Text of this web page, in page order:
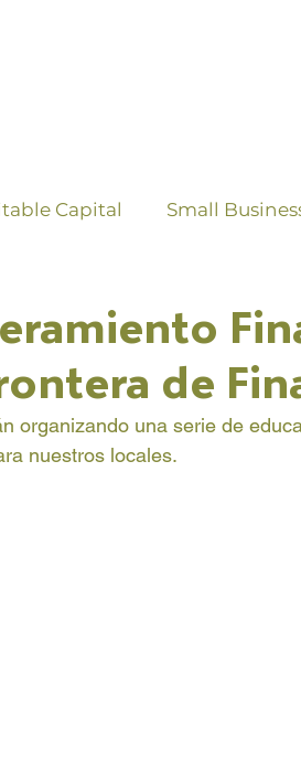
Capital Small
de
organizando una serie de
nuestros locales.